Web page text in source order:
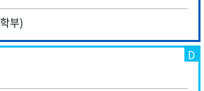
부)
D